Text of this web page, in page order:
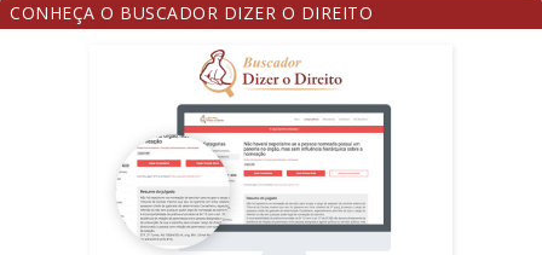
CONHEÇA O BUSCADOR DIZER O DIREITO